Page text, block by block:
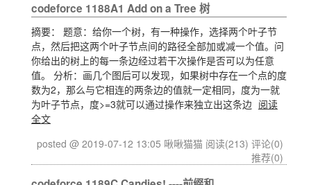
codeforce 1188A1 Add on a Tree 树
摘要： 题意：给你一个树，有一种操作，选择两个叶子节
点，然后把这两个叶子节点间的路径全部加或减一个值。问
你给出的树上的每一条边经过若干次操作是否可以为任意
值。 分析：画几个图后可以发现，如果树中存在一个点的度
数为2，那么与它相连的两条边的值就一定相同，度为一就
为叶子节点，度>=3就可以通过操作来独立出这条边 阅读
全文
posted @ 2019-07-12 13:05 啾啾猫猫 阅读(213) 评论(0)
推荐(0)